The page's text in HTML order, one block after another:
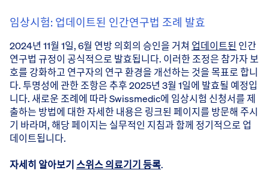
임상시험: 업데이트된 인간연구법 조례 발효
2024년 11월 1일, 6월 연방 의회의 승인을 거쳐 업데이트된 인간
연구법 규정이 공식적으로 발효됩니다. 이러한 조정은 참가자 보
호를 강화하고 연구자의 연구 환경을 개선하는 것을 목표로 합니
다. 투명성에 관한 조항은 추후 2025년 3월 1일에 발효될 예정입
니다. 새로운 조례에 따라 Swissmedic에 임상시험 신청서를 제
출하는 방법에 대한 자세한 내용은 링크된 페이지를 방문해 주시
기 바라며, 해당 페이지는 실무적인 지침과 함께 정기적으로 업
데이트됩니다.
자세히 알아보기 스위스 의료기기 등록.